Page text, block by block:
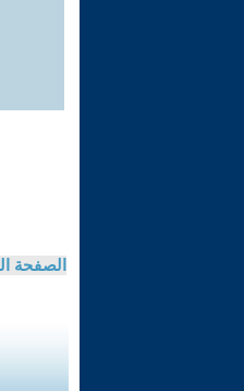
الصفحة